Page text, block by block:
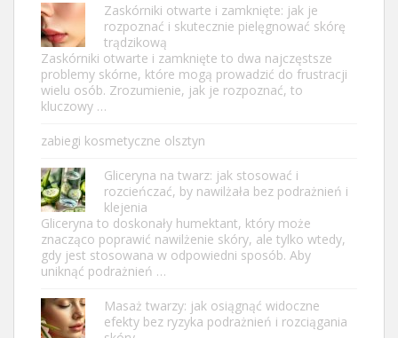
Zaskórniki otwarte i zamknięte: jak je
rozpoznać i skutecznie pielęgnować skórę
trądzikową
Zaskórniki otwarte i zamknięte to dwa najczęstsze
problemy skórne, które mogą prowadzić do frustracji
wielu osób. Zrozumienie, jak je rozpoznać, to
kluczowy …
zabiegi kosmetyczne olsztyn
Gliceryna na twarz: jak stosować i
rozcieńczać, by nawilżała bez podrażnień i
klejenia
Gliceryna to doskonały humektant, który może
znacząco poprawić nawilżenie skóry, ale tylko wtedy,
gdy jest stosowana w odpowiedni sposób. Aby
uniknąć podrażnień …
Masaż twarzy: jak osiągnąć widoczne
efekty bez ryzyka podrażnień i rozciągania